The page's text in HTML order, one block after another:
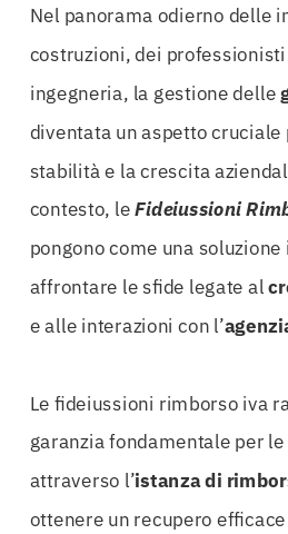
Nel panorama odierno delle
costruzioni, dei
ingegneria, la gestione delle
diventata un aspetto
stabilità e la crescita
contesto, leFideiussioni
pongono come una
affrontare le sfide legate al
e alle interazioni con l’
Le fideiussioni rimborso iva
garanzia fondamentale per
attraverso l’istanza di
ottenere un recupero